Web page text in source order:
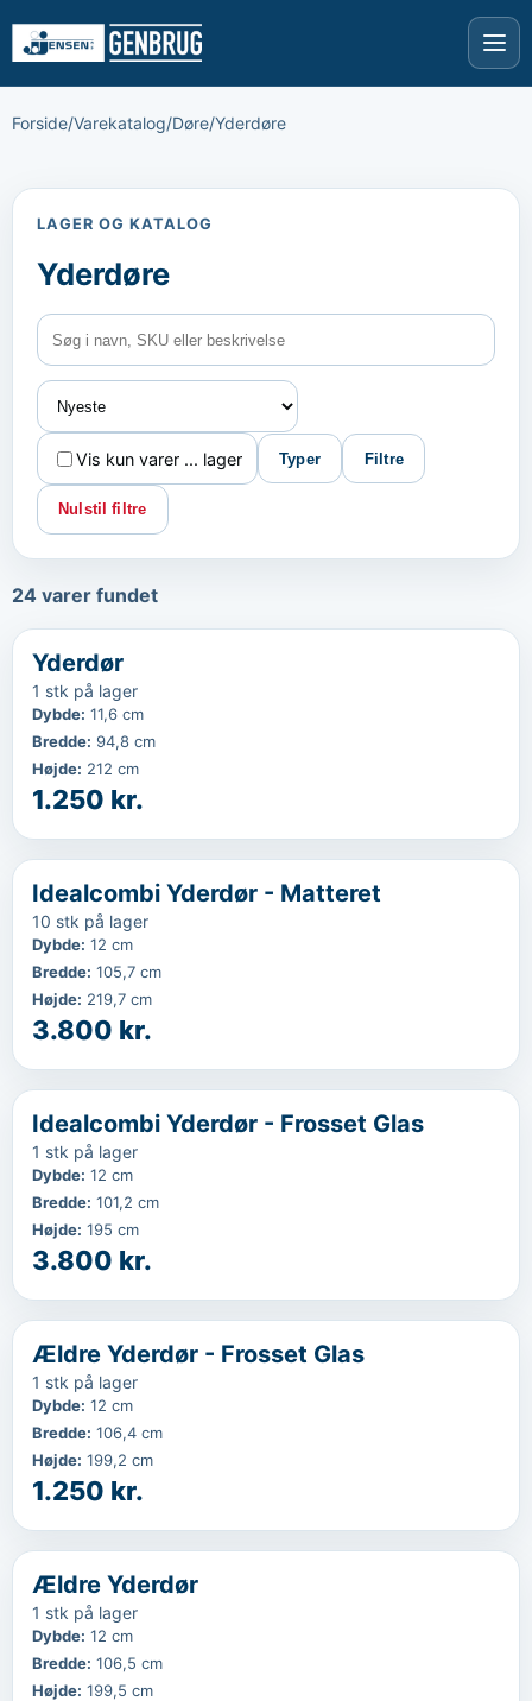
Forside/Varekatalog/Døre/Yderdøre
LAGER OG KATALOG
Yderdøre
Vis kun varer ... lager Typer Filtre
Nulstil filtre
24varer fundet
‹
Yderdør
1 stk på lager
Dybde: 11,6 cm
Bredde: 94,8 cm
Højde: 212 cm
1.250 kr.
‹
Idealcombi Yderdør - Matteret
10 stk på lager
Dybde: 12 cm
Bredde: 105,7 cm
Højde: 219,7 cm
3.800 kr.
‹
Idealcombi Yderdør - Frosset Glas
1 stk på lager
Dybde: 12 cm
Bredde: 101,2 cm
Højde: 195 cm
3.800 kr.
‹
Ældre Yderdør - Frosset Glas
1 stk på lager
Dybde: 12 cm
Bredde: 106,4 cm
Højde: 199,2 cm
1.250 kr.
‹
Ældre Yderdør
1 stk på lager
Dybde: 12 cm
Bredde: 106,5 cm
Højde: 199,5 cm